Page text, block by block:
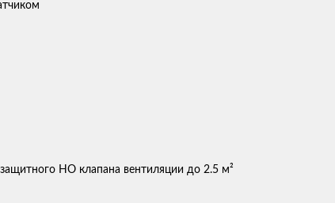
НО клапана вентиляции до 2.5 м²